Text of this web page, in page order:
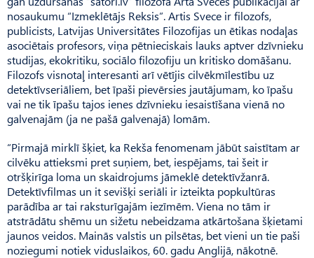
nosaukumu “Izmeklētājs Reksis”. Artis Svece ir filozofs,
publicists, Latvijas Universitātes Filozofijas un ētikas nodaļas
asociētais profesors, viņa pētnieciskais lauks aptver dzīvnieku
studijas, ekokritiku, sociālo filozofiju un kritisko domāšanu.
Filozofs visnotaļ interesanti arī vētījis cilvēkmīlestību uz
detektīvseriāliem, bet īpaši pievērsies jautājumam, ko īpašu
vai ne tik īpašu tajos ienes dzīvnieku iesaistīšana vienā no
galvenajām (ja ne pašā galvenajā) lomām.
“Pirmajā mirklī šķiet, ka Rekša fenomenam jābūt saistītam ar
cilvēku attieksmi pret suņiem, bet, iespējams, tai šeit ir
otršķirīga loma un skaidrojums jāmeklē detektīvžanrā.
Detektīvfilmas un it sevišķi seriāli ir izteikta popkultūras
parādība ar tai raksturīgajām iezīmēm. Viena no tām ir
atstrādātu shēmu un sižetu nebeidzama atkārtošana šķietami
jaunos veidos. Mainās valstis un pilsētas, bet vieni un tie paši
noziegumi notiek viduslaikos, 60. gadu Anglijā, nākotnē.